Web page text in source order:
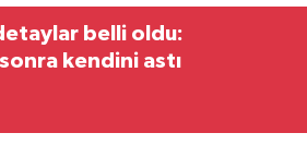
belli oldu:
kendini astı